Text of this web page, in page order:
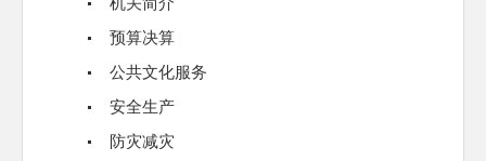
预算决算
公共文化服务
安全生产
防灾减灾